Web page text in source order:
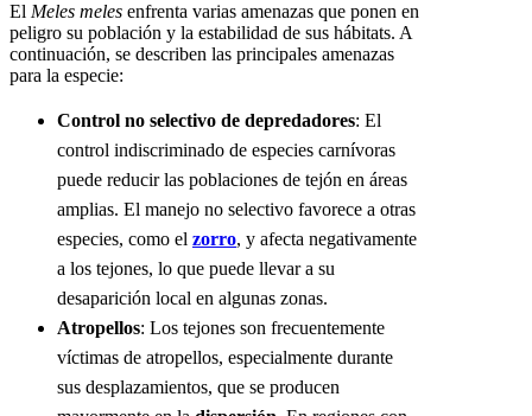
El Meles meles enfrenta varias amenazas que ponen en
peligro su población y la estabilidad de sus hábitats. A
continuación, se describen las principales amenazas
para la especie:
Control no selectivo de depredadores: El
control indiscriminado de especies carnívoras
puede reducir las poblaciones de tejón en áreas
amplias. El manejo no selectivo favorece a otras
especies, como el zorro, y afecta negativamente
a los tejones, lo que puede llevar a su
desaparición local en algunas zonas.
Atropellos: Los tejones son frecuentemente
víctimas de atropellos, especialmente durante
sus desplazamientos, que se producen